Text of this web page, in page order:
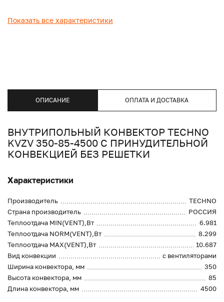
Показать все характеристики
ОПИСАНИЕ ОПЛАТА И ДОСТАВКА
ВНУТРИПОЛЬНЫЙ КОНВЕКТОР TECHNO
KVZV 350-85-4500 С ПРИНУДИТЕЛЬНОЙ
КОНВЕКЦИЕЙ БЕЗ РЕШЕТКИ
Характеристики
Производитель
TECHNO
Страна производитель
РОССИЯ
Теплоотдача MIN(VENT),Вт
6.981
Теплоотдача NORM(VENT),Вт
8.299
Теплоотдача MAX(VENT),Вт
10.687
Вид конвекции
с вентиляторами
Ширина конвектора, мм
350
Высота конвектора, мм
85
Длина конвектора, мм
4500